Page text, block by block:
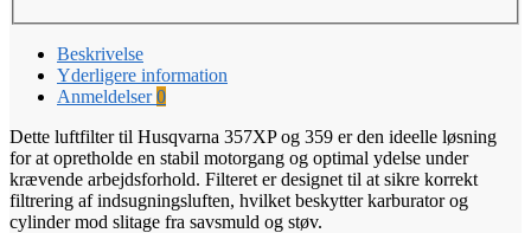
Beskrivelse
Yderligere information
Anmeldelser0
Dette luftfilter til Husqvarna 357XP og 359 er den ideelle løsning
for at opretholde en stabil motorgang og optimal ydelse under
krævende arbejdsforhold. Filteret er designet til at sikre korrekt
filtrering af indsugningsluften, hvilket beskytter karburator og
cylinder mod slitage fra savsmuld og støv.